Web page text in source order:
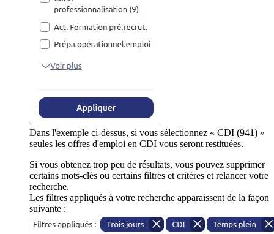
Dans l'exemple ci-dessus, si vous sélectionnez « CDI (941) »
seules les offres d'emploi en CDI vous seront restituées.
Si vous obtenez trop peu de résultats, vous pouvez supprimer
certains mots-clés ou certains filtres et critères et relancer votre
recherche.
Les filtres appliqués à votre recherche apparaissent de la façon
suivante :